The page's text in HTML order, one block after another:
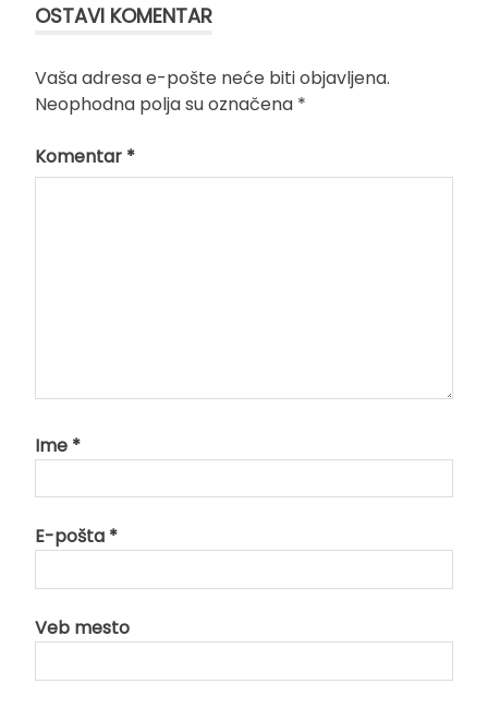
OSTAVI KOMENTAR
Vaša adresa e-pošte neće biti objavljena.
Neophodna polja su označena *
Komentar *
Ime *
E-pošta *
Veb mesto